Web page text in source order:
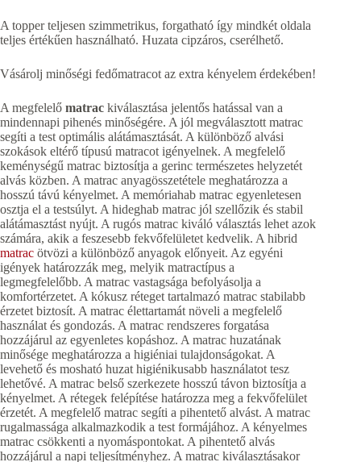
A topper teljesen szimmetrikus, forgatható így mindkét oldala
teljes értékűen használható. Huzata cipzáros, cserélhető.
Vásárolj minőségi fedőmatracot az extra kényelem érdekében!
A megfelelő matrac kiválasztása jelentős hatással van a
mindennapi pihenés minőségére. A jól megválasztott matrac
segíti a test optimális alátámasztását. A különböző alvási
szokások eltérő típusú matracot igényelnek. A megfelelő
keménységű matrac biztosítja a gerinc természetes helyzetét
alvás közben. A matrac anyagösszetétele meghatározza a
hosszú távú kényelmet. A memóriahab matrac egyenletesen
osztja el a testsúlyt. A hideghab matrac jól szellőzik és stabil
alátámasztást nyújt. A rugós matrac kiváló választás lehet azok
számára, akik a feszesebb fekvőfelületet kedvelik. A hibrid
matrac ötvözi a különböző anyagok előnyeit. Az egyéni
igények határozzák meg, melyik matractípus a
legmegfelelőbb. A matrac vastagsága befolyásolja a
komfortérzetet. A kókusz réteget tartalmazó matrac stabilabb
érzetet biztosít. A matrac élettartamát növeli a megfelelő
használat és gondozás. A matrac rendszeres forgatása
hozzájárul az egyenletes kopáshoz. A matrac huzatának
minősége meghatározza a higiéniai tulajdonságokat. A
levehető és mosható huzat higiénikusabb használatot tesz
lehetővé. A matrac belső szerkezete hosszú távon biztosítja a
kényelmet. A rétegek felépítése határozza meg a fekvőfelület
érzetét. A megfelelő matrac segíti a pihentető alvást. A matrac
rugalmassága alkalmazkodik a test formájához. A kényelmes
matrac csökkenti a nyomáspontokat. A pihentető alvás
hozzájárul a napi teljesítményhez. A matrac kiválasztásakor